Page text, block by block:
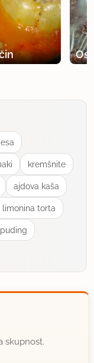
kremšnite
ajdova kaša
limonina torta
skupnost.